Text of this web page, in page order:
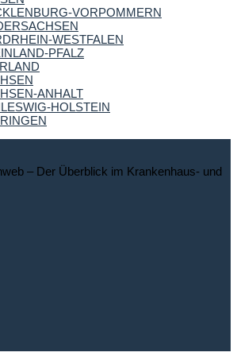
VORPOMMERN
WESTFALEN
PFALZ
ANHALT
HOLSTEIN
– Der Überblick im Krankenhaus- und